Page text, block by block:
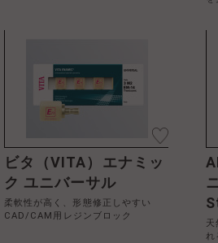
ビタ（VITA）エナミッ
ク ユニバーサル
柔軟性が高く、形態修正しやすい
CAD/CAM用レジンブロック
天
れ